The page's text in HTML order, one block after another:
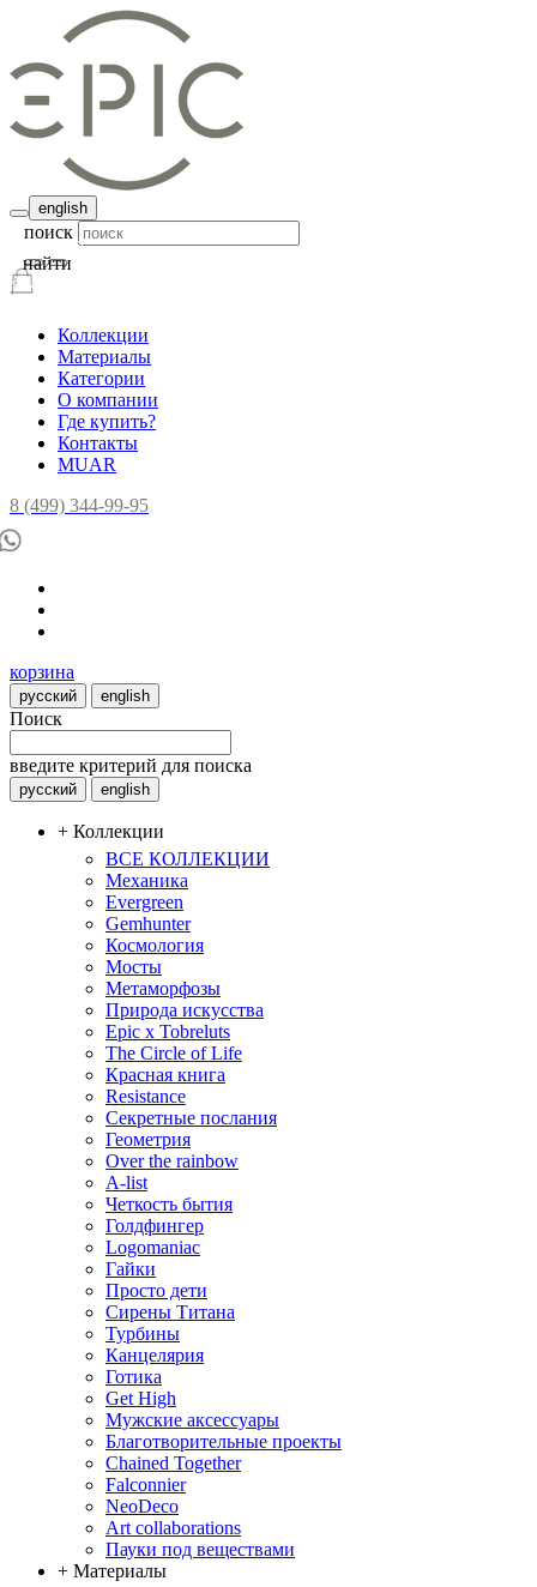
english
поиск
Коллекции
Материалы
Категории
О компании
Где купить?
Контакты
MUAR
8 (499) 344-99-95
корзина
русский english
Поиск
найти
введите критерий для поиска
русский english
+ Коллекции
ВСЕ КОЛЛЕКЦИИ
Механика
Evergreen
Gemhunter
Космология
Мосты
Метаморфозы
Природа искусства
Epic x Tobreluts
The Circle of Life
Красная книга
Resistance
Секретные послания
Геометрия
Over the rainbow
A-list
Четкость бытия
Голдфингер
Logomaniac
Гайки
Просто дети
Сирены Титана
Турбины
Канцелярия
Готика
Get High
Мужские аксессуары
Благотворительные проекты
Chained Together
Falconnier
NeoDeco
Аrt collaborations
Пауки под веществами
+ Материалы